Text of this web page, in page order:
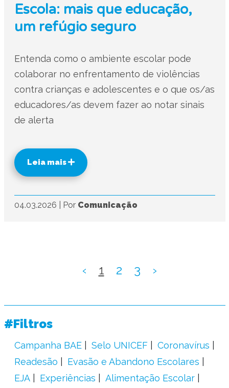
Escola: mais que educação,
um refúgio seguro
Entenda como o ambiente escolar pode
colaborar no enfrentamento de violências
contra crianças e adolescentes e o que os/as
educadores/as devem fazer ao notar sinais
de alerta
Leia mais
04.03.2026 Por Comunicação
‹ 1 2 3 ›
#Filtros
Campanha BAE Selo UNICEF
Coronavírus
Readesão
Evasão e Abandono Escolares
EJA
Experiências
Alimentação Escolar